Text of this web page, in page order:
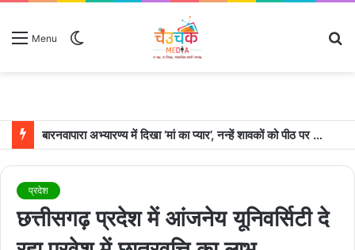
Menu
बारनवापारा अभ्यारण्य में दिखा ‘मां का प्यार’, नन्हें शावकों को पीठ पर बैठाकर घूमती दिखी मादा भालू
प्रदेश
छत्तीसगढ़ प्रदेश में आंजनेय यूनिवर्सिटी दे